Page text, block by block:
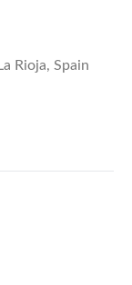
Rioja, Spain